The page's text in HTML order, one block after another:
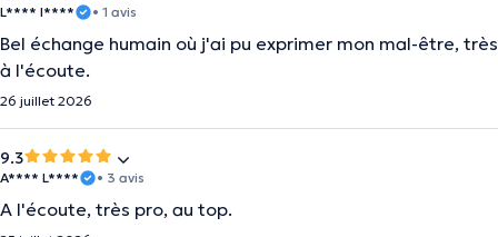
L**** I**** • 1 avis
Bel échange humain où j'ai pu exprimer mon mal-être, très
à l'écoute.
26 juillet 2026
9.3
A**** L**** • 3 avis
A l'écoute, très pro, au top.